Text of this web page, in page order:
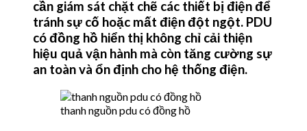
cần giám sát chặt chẽ các thiết bị điện để
tránh sự cố hoặc mất điện đột ngột. PDU
có đồng hồ hiển thị không chỉ cải thiện
hiệu quả vận hành mà còn tăng cường sự
an toàn và ổn định cho hệ thống điện.
thanh nguồn pdu có đồng hồ